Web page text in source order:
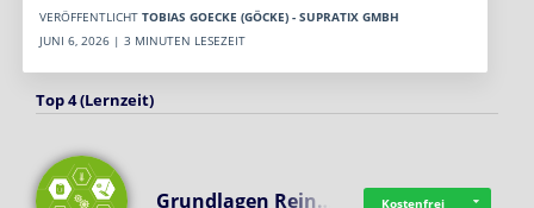
VERÖFFENTLICHT TOBIAS GOECKE (GÖCKE) - SUPRATIX GMBH
JUNI 6, 2026 | 3 MINUTEN LESEZEIT
Top 4 (Lernzeit)
Grundlagen Rein… Kostenfrei